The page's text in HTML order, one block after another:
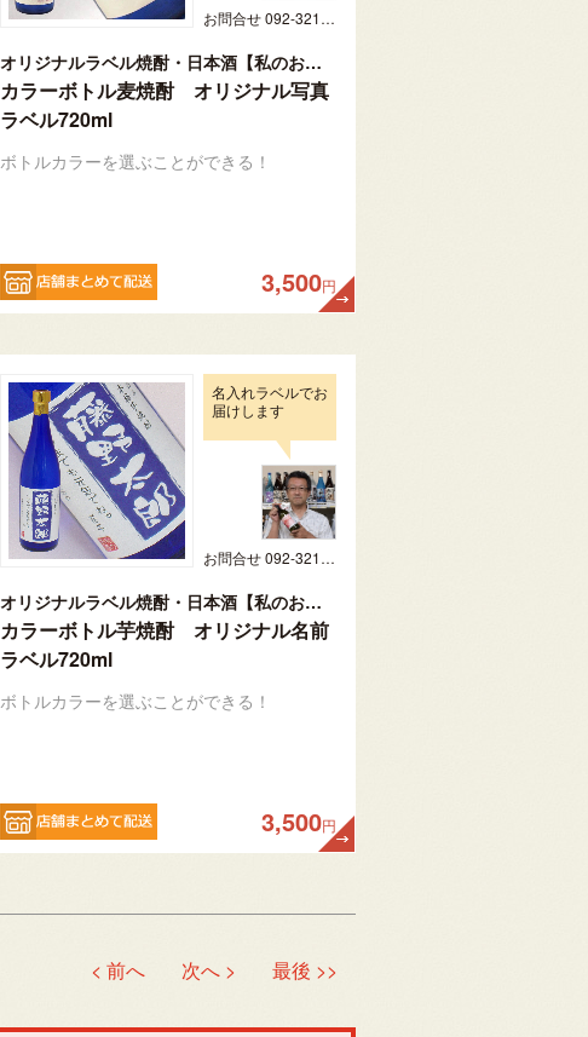
お問合せ 092-321-1597
オリジナルラベル焼酎・日本酒【私のお酒】
カラーボトル麦焼酎 オリジナル写真
ラベル720ml
ボトルカラーを選ぶことができる！
3,500円
名入れラベルでお
届けします
お問合せ 092-321-1597
オリジナルラベル焼酎・日本酒【私のお酒】
カラーボトル芋焼酎 オリジナル名前
ラベル720ml
ボトルカラーを選ぶことができる！
3,500円
< 前へ 次へ > 最後 >>